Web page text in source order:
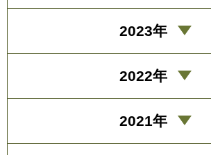
2023年
2022年
2021年